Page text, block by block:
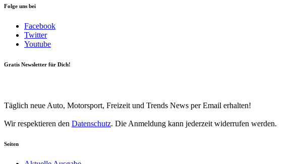
Folge uns bei
Facebook
Twitter
Youtube
Gratis Newsletter für Dich!
Täglich neue Auto, Motorsport, Freizeit und Trends News per Email erhalten!
Wir respektieren den Datenschutz. Die Anmeldung kann jederzeit widerrufen werden.
Seiten